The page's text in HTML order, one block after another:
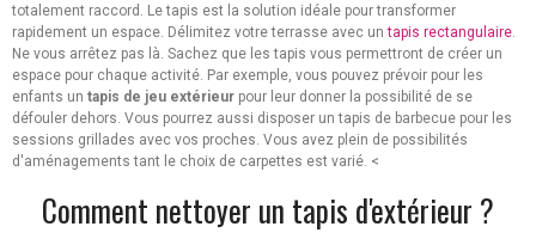
totalement raccord. Le tapis est la solution idéale pour transformer
rapidement un espace. Délimitez votre terrasse avec untapis rectangulaire.
Ne vous arrêtez pas là. Sachez que les tapis vous permettront de créer un
espace pour chaque activité. Par exemple, vous pouvez prévoir pour les
enfants un tapis de jeu extérieur pour leur donner la possibilité de se
défouler dehors. Vous pourrez aussi disposer un tapis de barbecue pour les
sessions grillades avec vos proches. Vous avez plein de possibilités
d'aménagements tant le choix de carpettes est varié. <
Comment nettoyer un tapis d'extérieur ?